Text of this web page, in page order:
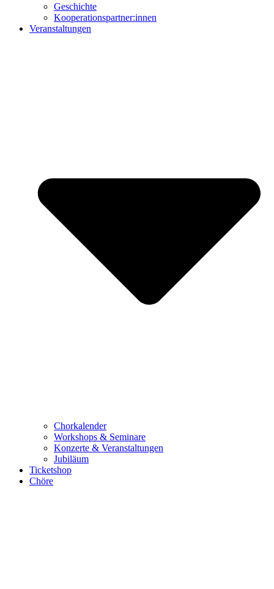
Geschichte
Kooperationspartner:innen
Veranstaltungen
Chorkalender
Workshops & Seminare
Konzerte & Veranstaltungen
Jubiläum
Ticketshop
Chöre